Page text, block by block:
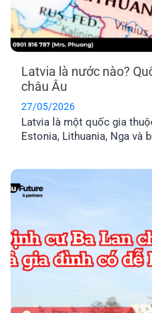
Latvia là nước nào?
châu Âu
27/05/2026
Latvia là một quốc gia
Estonia, Lithuania, Nga và